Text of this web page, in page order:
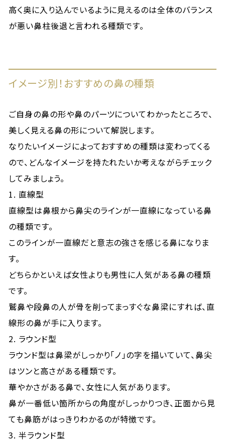
高く奥に入り込んでいるように見えるのは全体のバランス
が悪い鼻柱後退と言われる種類です。
イメージ別！おすすめの鼻の種類
ご自身の鼻の形や鼻のパーツについてわかったところで、
美しく見える鼻の形について解説します。
なりたいイメージによっておすすめの種類は変わってくる
ので、どんなイメージを持たれたいか考えながらチェック
してみましょう。
1. 直線型
直線型は鼻根から鼻尖のラインが一直線になっている鼻
の種類です。
このラインが一直線だと意志の強さを感じる鼻になりま
す。
どちらかといえば女性よりも男性に人気がある鼻の種類
です。
鷲鼻や段鼻の人が骨を削ってまっすぐな鼻梁にすれば、直
線形の鼻が手に入ります。
2. ラウンド型
ラウンド型は鼻梁がしっかり「ノ」の字を描いていて、鼻尖
はツンと高さがある種類です。
華やかさがある鼻で、女性に人気があります。
鼻が一番低い箇所からの角度がしっかりつき、正面から見
ても鼻筋がはっきりわかるのが特徴です。
3. 半ラウンド型